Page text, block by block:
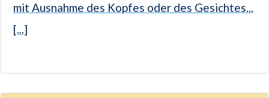
mit Ausnahme des Kopfes oder des Gesichtes...
[...]